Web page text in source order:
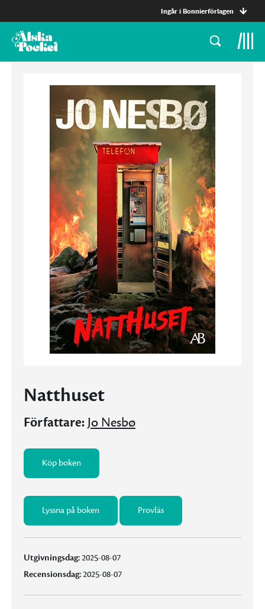
Ingår i Bonnierförlagen
Natthuset
Författare: Jo Nesbø
Köp boken
Lyssna på boken Provläs
Utgivningsdag:2025-08-07
Recensionsdag:2025-08-07